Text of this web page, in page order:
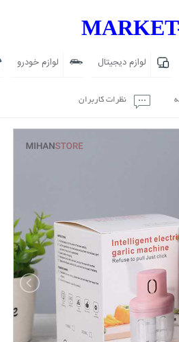
لوازم دیجیتال لوازم خودرو
نظرات کاربران